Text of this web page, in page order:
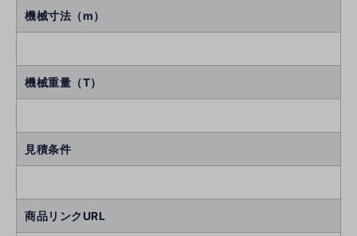
機械寸法（m）
機械重量（T）
見積条件
商品リンクURL